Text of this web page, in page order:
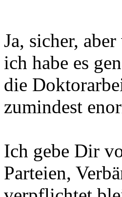
Ja, sicher,
ich habe es
die
zumindest
Ich gebe Dir
Parteien,